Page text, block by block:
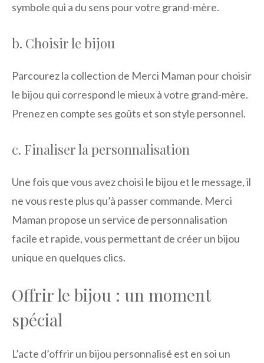
symbole qui a du sens pour votre grand-mère.
b. Choisir le bijou
Parcourez la collection de Merci Maman pour choisir
le bijou qui correspond le mieux à votre grand-mère.
Prenez en compte ses goûts et son style personnel.
c. Finaliser la personnalisation
Une fois que vous avez choisi le bijou et le message, il
ne vous reste plus qu’à passer commande. Merci
Maman propose un service de personnalisation
facile et rapide, vous permettant de créer un bijou
unique en quelques clics.
Offrir le bijou : un moment
spécial
L’acte d’offrir un bijou personnalisé est en soi un